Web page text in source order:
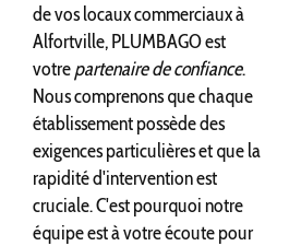
de vos locaux commerciaux à
Alfortville, PLUMBAGO est
votrepartenaire de confiance.
Nous comprenons que chaque
établissement possède des
exigences particulières et que la
rapidité d'intervention est
cruciale. C'est pourquoi notre
équipe est à votre écoute pour